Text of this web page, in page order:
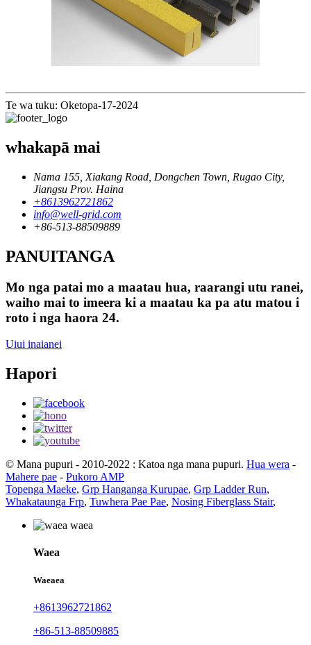
Te wa tuku: Oketopa-17-2024
whakapā mai
Nama 155, Xiakang Road, Dongchen Town, Rugao City,
Jiangsu Prov. Haina
+8613962721862
info@well-grid.com
+86-513-88509889
PANUITANGA
Mo nga patai mo a maatau hua, raarangi utu ranei,
waiho mai to imeera ki a maatau ka pa atu matou i
roto i nga haora 24.
Uiui inaianei
Hapori
© Mana pupuri - 2010-2022 : Katoa nga mana pupuri. Hua wera -
Mahere pae - Pukoro AMP
Topenga Maeke, Grp Hanganga Kurupae, Grp Ladder Run,
Whakataunga Frp, Tuwhera Pae Pae, Nosing Fiberglass Stair,
Waea
Waeaea
+8613962721862
+86-513-88509885